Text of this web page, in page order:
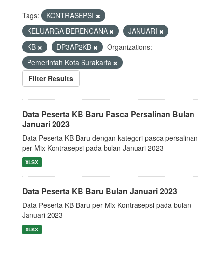
Tags:
KONTRASEPSI
KELUARGA BERENCANA
JANUARI
KB
DP3AP2KB
Organizations:
Pemerintah Kota Surakarta
Filter Results
Data Peserta KB Baru Pasca Persalinan Bulan
Januari 2023
Data Peserta KB Baru dengan kategori pasca persalinan
per Mix Kontrasepsi pada bulan Januari 2023
XLSX
Data Peserta KB Baru Bulan Januari 2023
Data Peserta KB Baru per Mix Kontrasepsi pada bulan
Januari 2023
XLSX